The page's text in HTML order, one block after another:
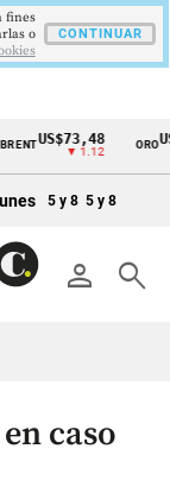
US$73,48
▼ 1.12
ORO
5 y 8 5 y 8
person search
caso
fines
o
CONTINUAR